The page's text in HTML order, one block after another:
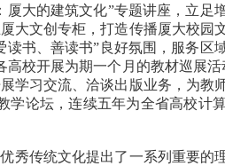
大的建筑文化”专题讲座，立足
大文创专柜，打造传播厦大校园
书、善读书”良好氛围，服务区
校开展为期一个月的教材巡展
学习交流、洽谈出版业务，为教
论坛，连续五年为全省高校计
秀传统文化提出了一系列重要的